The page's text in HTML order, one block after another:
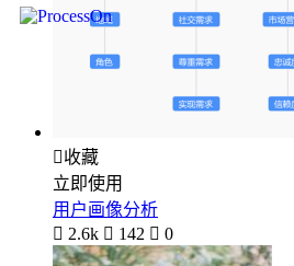
收藏
立即使用
用户画像分析
 2.6k  142  0